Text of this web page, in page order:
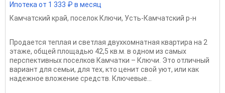
Ипотека от 1 333 ₽ в месяц
Камчатский край, поселок Ключи, Усть-Камчатский р-н
Продается теплая и светлая двухкомнатная квартира на 2
этаже, общей площадью 42,5 кв.м. в одном из самых
перспективных поселков Камчатки – Ключи. Это отличный
вариант для семьи, для тех, кто ценит свой уют, или как
надежное вложение средств. Ключевые...